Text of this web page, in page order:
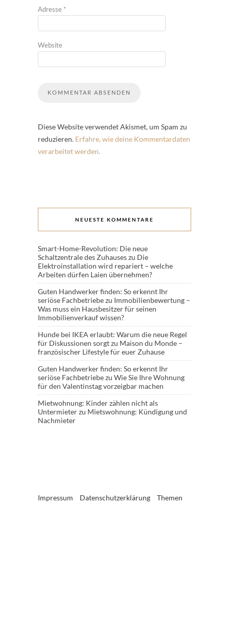
Adresse *
Website
Diese Website verwendet Akismet, um Spam zu
reduzieren. Erfahre, wie deine Kommentardaten
verarbeitet werden.
NEUESTE KOMMENTARE
Smart-Home-Revolution: Die neue
Schaltzentrale des Zuhauseszu Die
Elektroinstallation wird repariert – welche
Arbeiten dürfen Laien übernehmen?
Guten Handwerker finden: So erkennt Ihr
seriöse Fachbetriebezu Immobilienbewertung –
Was muss ein Hausbesitzer für seinen
Immobilienverkauf wissen?
Hunde bei IKEA erlaubt: Warum die neue Regel
für Diskussionen sorgtzu Maison du Monde –
französischer Lifestyle für euer Zuhause
Guten Handwerker finden: So erkennt Ihr
seriöse Fachbetriebezu Wie Sie Ihre Wohnung
für den Valentinstag vorzeigbar machen
Mietwohnung: Kinder zählen nicht als
Untermieterzu Mietswohnung: Kündigung und
Nachmieter
Impressum Datenschutzerklärung Themen